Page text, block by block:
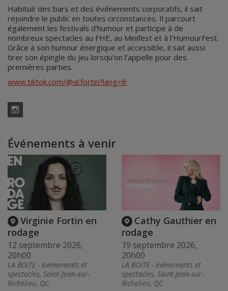
Habitué des bars et des événements corporatifs, il sait
rejoindre le public en toutes circonstances. Il parcourt
également les festivals d’humour et participe à de
nombreux spectacles au FHE, au Minifest et à l’HumourFest.
Grâce à son humour énergique et accessible, il sait aussi
tirer son épingle du jeu lorsqu’on l’appelle pour des
premières parties.
www.tiktok.com/@al.fortin?lang=fr
Événements à venir
Virginie Fortin en
rodage
12 septembre 2026,
20h00
LA BOITE - événements et
spectacles, Saint-Jean-sur-
Richelieu, QC
Cathy Gauthier en
rodage
19 septembre 2026,
20h00
LA BOITE - événements et
spectacles, Saint-Jean-sur-
Richelieu, QC